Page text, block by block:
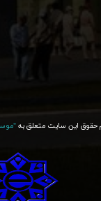
حقوق این سایت متعلق به